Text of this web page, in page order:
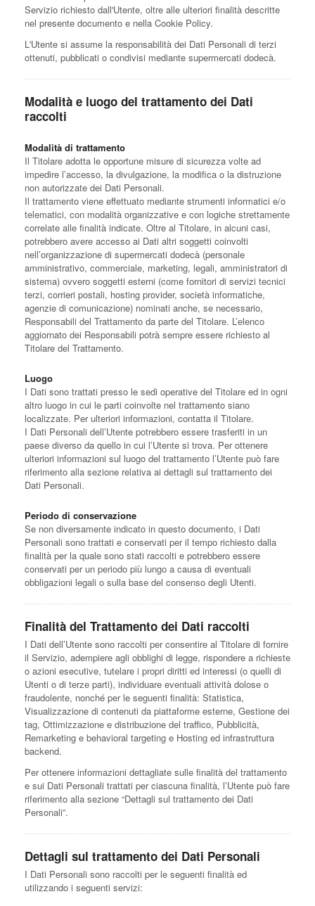
Servizio richiesto dall'Utente, oltre alle ulteriori finalità descritte
nel presente documento e nella Cookie Policy.
L'Utente si assume la responsabilità dei Dati Personali di terzi
ottenuti, pubblicati o condivisi mediante supermercati dodecà.
Modalità e luogo del trattamento dei Dati
raccolti
Modalità di trattamento
Il Titolare adotta le opportune misure di sicurezza volte ad
impedire l’accesso, la divulgazione, la modifica o la distruzione
non autorizzate dei Dati Personali.
Il trattamento viene effettuato mediante strumenti informatici e/o
telematici, con modalità organizzative e con logiche strettamente
correlate alle finalità indicate. Oltre al Titolare, in alcuni casi,
potrebbero avere accesso ai Dati altri soggetti coinvolti
nell’organizzazione di supermercati dodecà (personale
amministrativo, commerciale, marketing, legali, amministratori di
sistema) ovvero soggetti esterni (come fornitori di servizi tecnici
terzi, corrieri postali, hosting provider, società informatiche,
agenzie di comunicazione) nominati anche, se necessario,
Responsabili del Trattamento da parte del Titolare. L’elenco
aggiornato dei Responsabili potrà sempre essere richiesto al
Titolare del Trattamento.
Luogo
I Dati sono trattati presso le sedi operative del Titolare ed in ogni
altro luogo in cui le parti coinvolte nel trattamento siano
localizzate. Per ulteriori informazioni, contatta il Titolare.
I Dati Personali dell’Utente potrebbero essere trasferiti in un
paese diverso da quello in cui l’Utente si trova. Per ottenere
ulteriori informazioni sul luogo del trattamento l’Utente può fare
riferimento alla sezione relativa ai dettagli sul trattamento dei
Dati Personali.
Periodo di conservazione
Se non diversamente indicato in questo documento, i Dati
Personali sono trattati e conservati per il tempo richiesto dalla
finalità per la quale sono stati raccolti e potrebbero essere
conservati per un periodo più lungo a causa di eventuali
obbligazioni legali o sulla base del consenso degli Utenti.
Finalità del Trattamento dei Dati raccolti
I Dati dell’Utente sono raccolti per consentire al Titolare di fornire
il Servizio, adempiere agli obblighi di legge, rispondere a richieste
o azioni esecutive, tutelare i propri diritti ed interessi (o quelli di
Utenti o di terze parti), individuare eventuali attività dolose o
fraudolente, nonché per le seguenti finalità: Statistica,
Visualizzazione di contenuti da piattaforme esterne, Gestione dei
tag, Ottimizzazione e distribuzione del traffico, Pubblicità,
Remarketing e behavioral targeting e Hosting ed infrastruttura
backend.
Per ottenere informazioni dettagliate sulle finalità del trattamento
e sui Dati Personali trattati per ciascuna finalità, l’Utente può fare
riferimento alla sezione “Dettagli sul trattamento dei Dati
Personali”.
Dettagli sul trattamento dei Dati Personali
I Dati Personali sono raccolti per le seguenti finalità ed
utilizzando i seguenti servizi: